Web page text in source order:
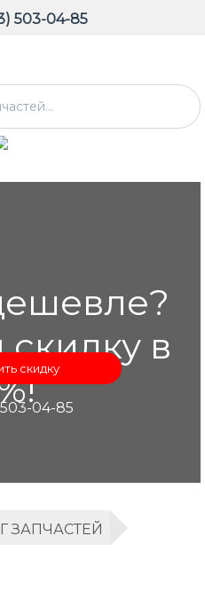
503-04-85
в
скидку
04-85
ЗАПЧАСТЕЙ